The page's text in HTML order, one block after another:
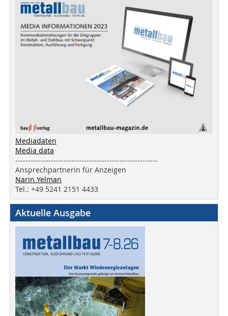
Mediadaten
Media data
--------------------------------------------------------
Ansprechpartnerin für Anzeigen
Narin Yelman
Tel.: +49 5241 2151 4433
Aktuelle Ausgabe